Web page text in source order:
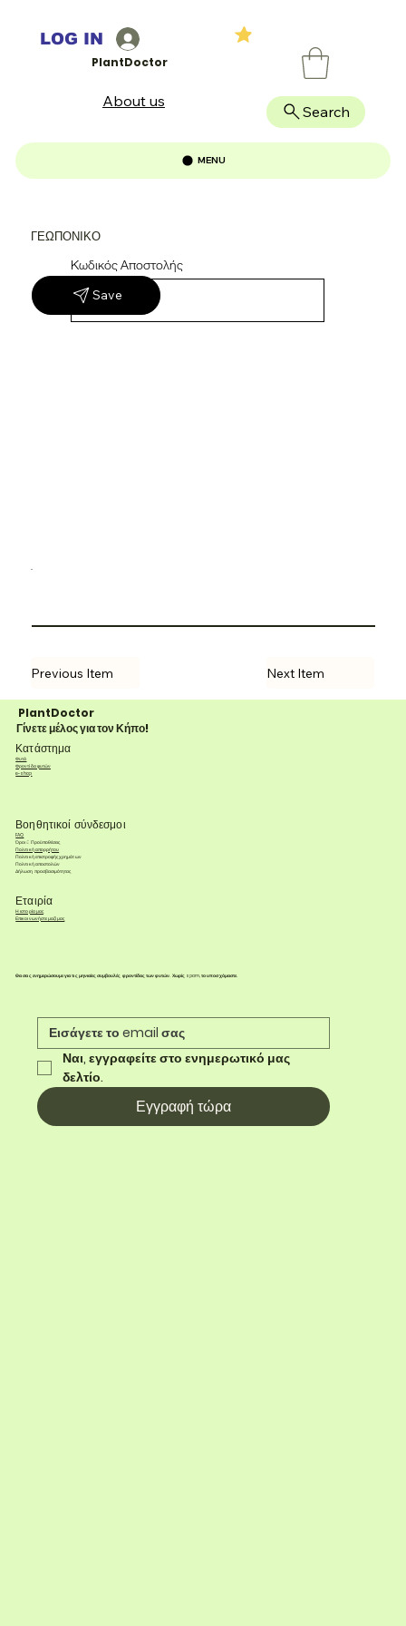
ΓΕΩΠΟΝΙΚΟ
Κωδικός Αποστολής
Save
-
Previous Item Next Item
PlantDoctor
Search
MENU
LOG IN
About us
PlantDoctor
Γίνετε μέλος για τον Κήπο!
Κατάστημα
Φυτά
Φροντίδα φυτών
e-shop
Βοηθητικοί σύνδεσμοι
FAQ
Όροι & Προϋποθέσεις
Πολιτική απορρήτου
Πολιτική επιστροφής χρημάτων
Πολιτική αποστολών
Δήλωση προσβασιμότητας
Εταιρία
Η ιστορία μας
Επικοινωνήστε μαζί μας
Θα σας ενημερώσουμε για τις μηνιαίες συμβουλές φροντίδας των φυτών. Χωρίς spam, το υποσχόμαστε.
Ναι, εγγραφείτε στο ενημερωτικό μας
δελτίο.
Εγγραφή τώρα